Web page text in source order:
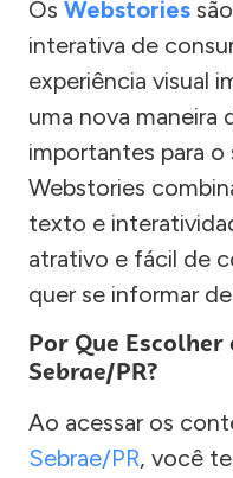
Os Webstories
interativa de
experiência visual
uma nova maneira
importantes para o
Webstories
texto e
atrativo e fácil de
quer se informar
Por Que
Sebrae/PR?
Ao acessar os
Sebrae/PR, você